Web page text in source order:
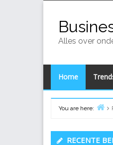
content
Alles over
Home
You are here:
Primary
RECENTE